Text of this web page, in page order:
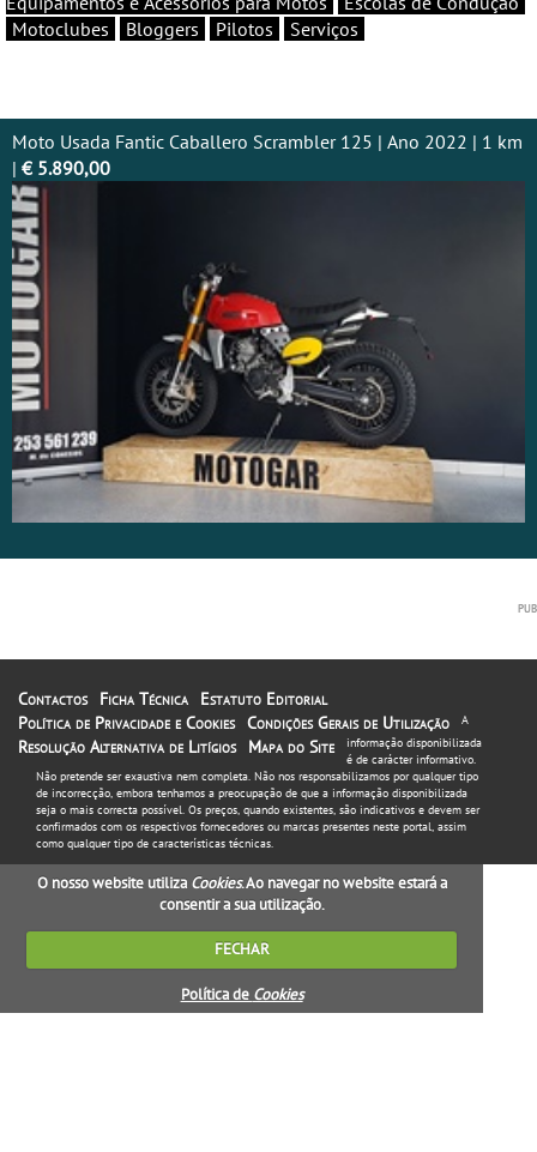
Motoclubes
Bloggers Pilotos Serviços
Moto Usada Fantic Caballero Scrambler 125 | Ano 2022 | 1 km
| € 5.890,00
Contactos Ficha Técnica
Estatuto Editorial
Política de Privacidade e Cookies Condições Gerais de Utilização
Resolução Alternativa de Litígios
Mapa do Site
A
informação disponibilizada
é de carácter informativo.
Não pretende ser exaustiva nem completa. Não nos responsabilizamos por qualquer tipo
de incorrecção, embora tenhamos a preocupação de que a informação disponibilizada
seja o mais correcta possível. Os preços, quando existentes, são indicativos e devem ser
confirmados com os respectivos fornecedores ou marcas presentes neste portal, assim
como qualquer tipo de características técnicas.
O nosso website utiliza Cookies. Ao navegar no website estará a
consentir a sua utilização.
FECHAR
Política de Cookies